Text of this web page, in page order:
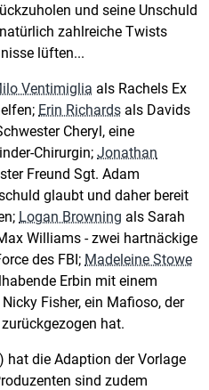
und seine Unschuld
zahlreiche Twists
lüften...
Ventimiglia als Rachels Ex
Erin Richards als Davids
Cheryl, eine
Chirurgin; Jonathan
Freund Sgt. Adam
glaubt und daher bereit
Logan Browning als Sarah
Williams - zwei hartnäckige
des FBI; Madeleine Stowe
Erbin mit einem
Fisher, ein Mafioso, der
hat.
) hat die Adaption der Vorlage
sind zudem